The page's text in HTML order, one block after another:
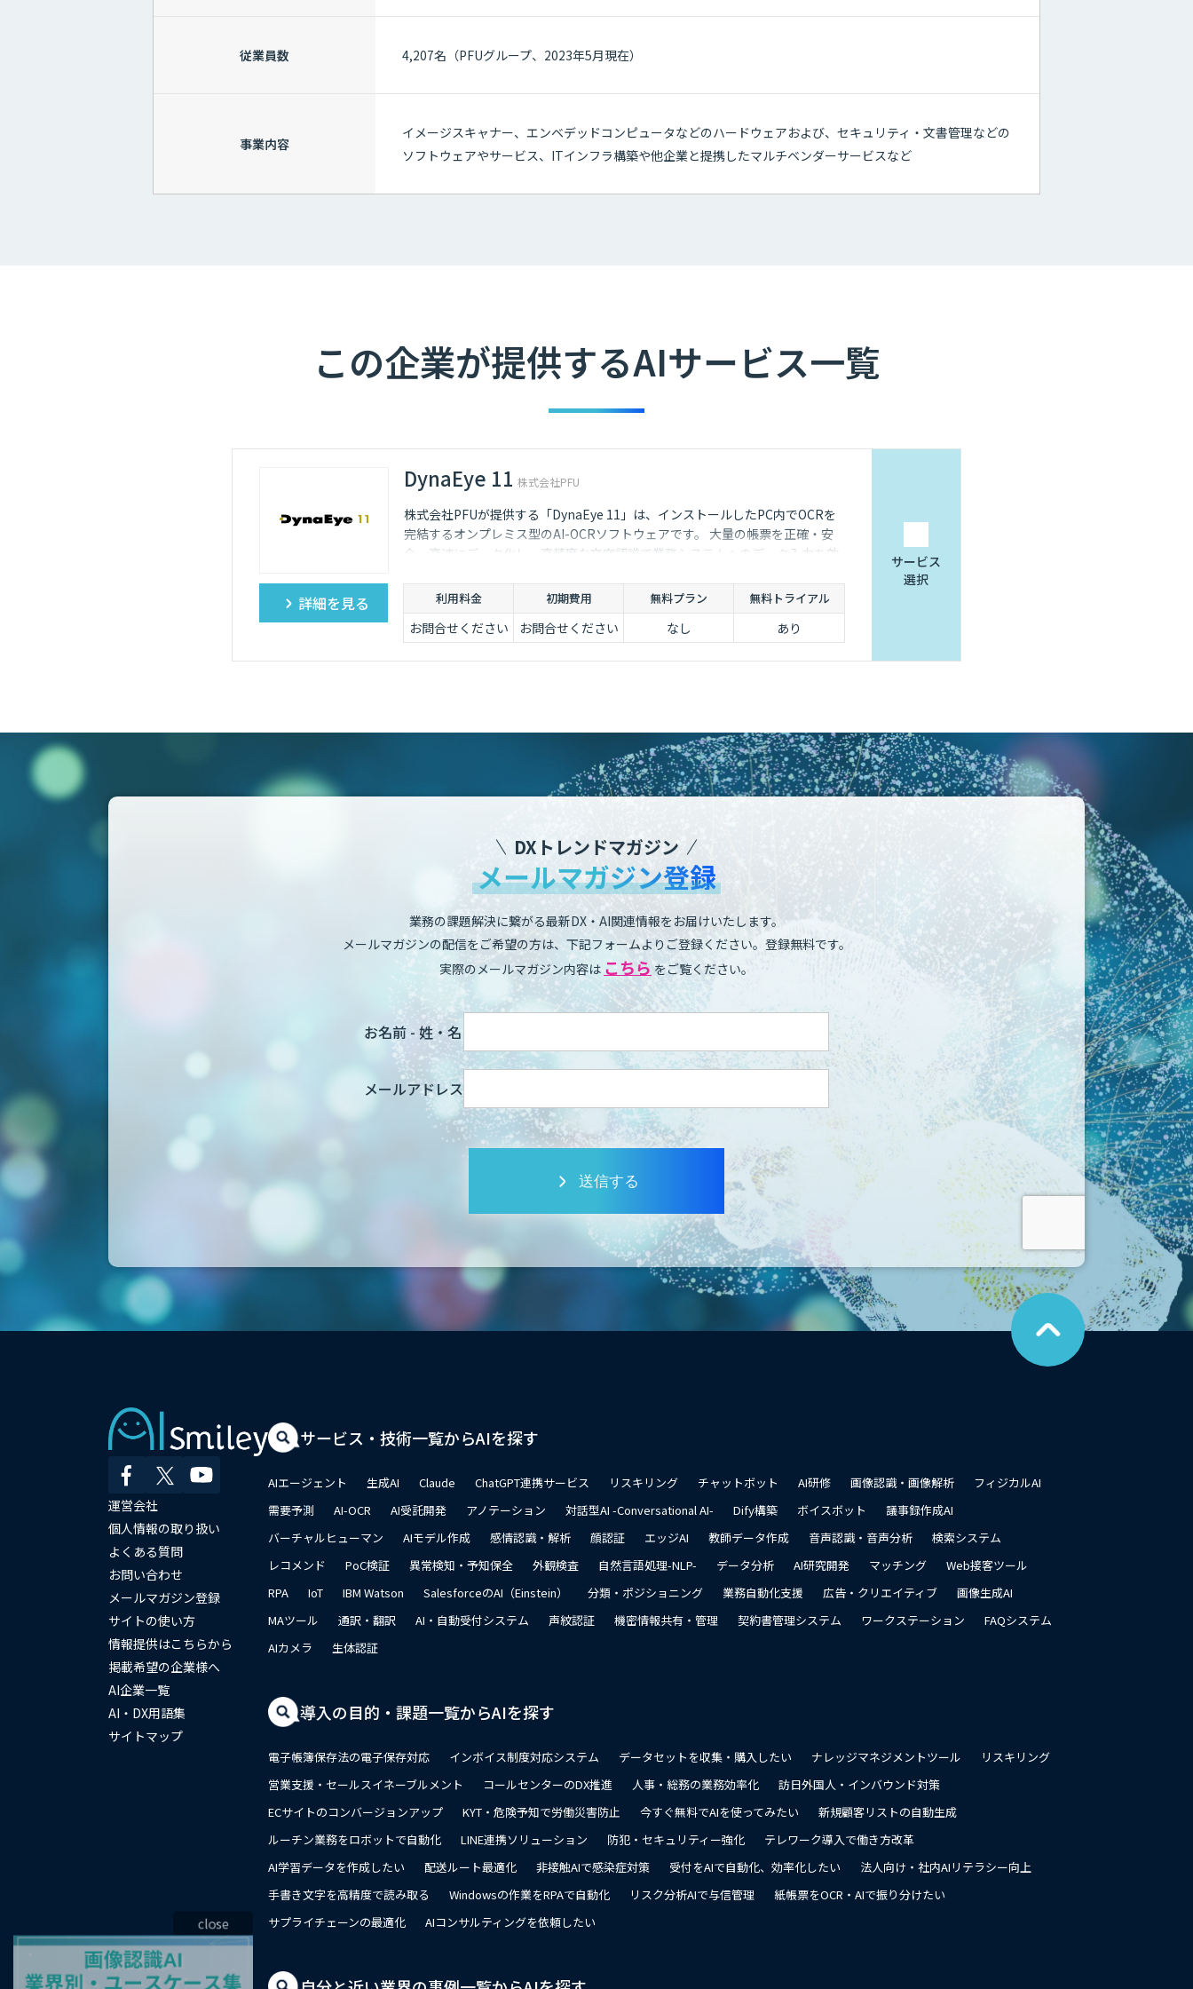
従業員数 4,207名（PFUグループ、2023年5月現在）
事業内容
イメージスキャナー、エンベデッドコンピュータなどのハードウェアおよび、セキュリティ・文書管理などの
ソフトウェアやサービス、ITインフラ構築や他企業と提携したマルチベンダーサービスなど
この企業が提供するAIサービス一覧
DynaEye 11 株式会社PFU
株式会社PFUが提供する「DynaEye 11」は、インストールしたPC内でOCRを
完結するオンプレミス型のAI-OCRソフトウェアです。 大量の帳票を正確・安
全・高速にデータ化し、高精度な文字認識で業務システムへのデータ入力を効
詳細を見る 利用料金 初期費用 無料プラン 無料トライアル
お問合せください お問合せください なし あり
サービス
選択
DXトレンドマガジン
メールマガジン登録
業務の課題解決に繋がる最新DX・AI関連情報をお届けいたします。
メールマガジンの配信をご希望の方は、下記フォームよりご登録ください。登録無料です。
実際のメールマガジン内容は こちら をご覧ください。
お名前 - 姓・名
メールアドレス
送信する
こ
の
ペ
ー
ジ
運営会社
個人情報の取り扱い
よくある質問
お問い合わせ
メールマガジン登録
サイトの使い方
情報提供はこちらから
掲載希望の企業様へ
AI企業一覧
AI・DX用語集
サイトマップ
サービス・技術一覧からAIを探す
AIエージェント 生成AI Claude ChatGPT連携サービス リスキリング チャットボット AI研修 画像認識・画像解析
フィジカルAI
需要予測
AI-OCR AI受託開発 アノテーション 対話型AI -Conversational AI- Dify構築 ボイスボット
議事録作成AI
バーチャルヒューマン
AIモデル作成 感情認識・解析 顔認証 エッジAI 教師データ作成 音声認識・音声分析
検索システム
レコメンド
PoC検証 異常検知・予知保全 外観検査 自然言語処理-NLP- データ分析 AI研究開発 マッチング
Web接客ツール
RPA
IoT IBM Watson SalesforceのAI（Einstein） 分類・ポジショニング 業務自動化支援 広告・クリエイティブ
画像生成AI
MAツール
通訳・翻訳 AI・自動受付システム 声紋認証 機密情報共有・管理 契約書管理システム ワークステーション
FAQシステム
AIカメラ
生体認証
導入の目的・課題一覧からAIを探す
電子帳簿保存法の電子保存対応 インボイス制度対応システム データセットを収集・購入したい ナレッジマネジメントツール
リスキリング
営業支援・セールスイネーブルメント
コールセンターのDX推進 人事・総務の業務効率化
訪日外国人・インバウンド対策
ECサイトのコンバージョンアップ
KYT・危険予知で労働災害防止 今すぐ無料でAIを使ってみたい
新規顧客リストの自動生成
ルーチン業務をロボットで自動化
LINE連携ソリューション 防犯・セキュリティー強化
テレワーク導入で働き方改革
AI学習データを作成したい
配送ルート最適化 非接触AIで感染症対策 受付をAIで自動化、効率化したい
法人向け・社内AIリテラシー向上
手書き文字を高精度で読み取る
Windowsの作業をRPAで自動化 リスク分析AIで与信管理
紙帳票をOCR・AIで振り分けたい
サプライチェーンの最適化
AIコンサルティングを依頼したい